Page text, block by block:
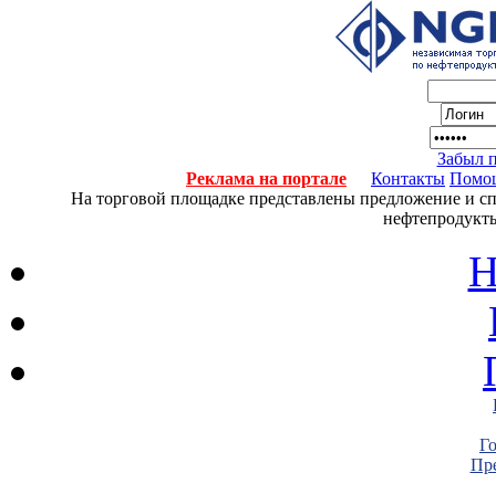
Забыл
Реклама на портале
Контакты
На торговой площадке представлены предложение и